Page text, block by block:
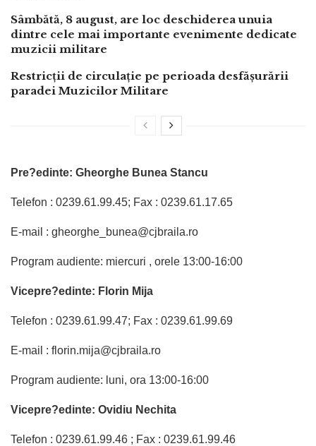
Sâmbătă, 8 august, are loc deschiderea unuia
dintre cele mai importante evenimente dedicate
muzicii militare
Restricții de circulație pe perioada desfășurării
paradei Muzicilor Militare
Pre?edinte: Gheorghe Bunea Stancu
Telefon : 0239.61.99.45; Fax : 0239.61.17.65
E-mail : gheorghe_bunea@cjbraila.ro
Program audiente: miercuri , orele 13:00-16:00
Vicepre?edinte: Florin Mija
Telefon : 0239.61.99.47; Fax : 0239.61.99.69
E-mail : florin.mija@cjbraila.ro
Program audiente: luni, ora 13:00-16:00
Vicepre?edinte: Ovidiu Nechita
Telefon : 0239.61.99.46 ; Fax : 0239.61.99.46